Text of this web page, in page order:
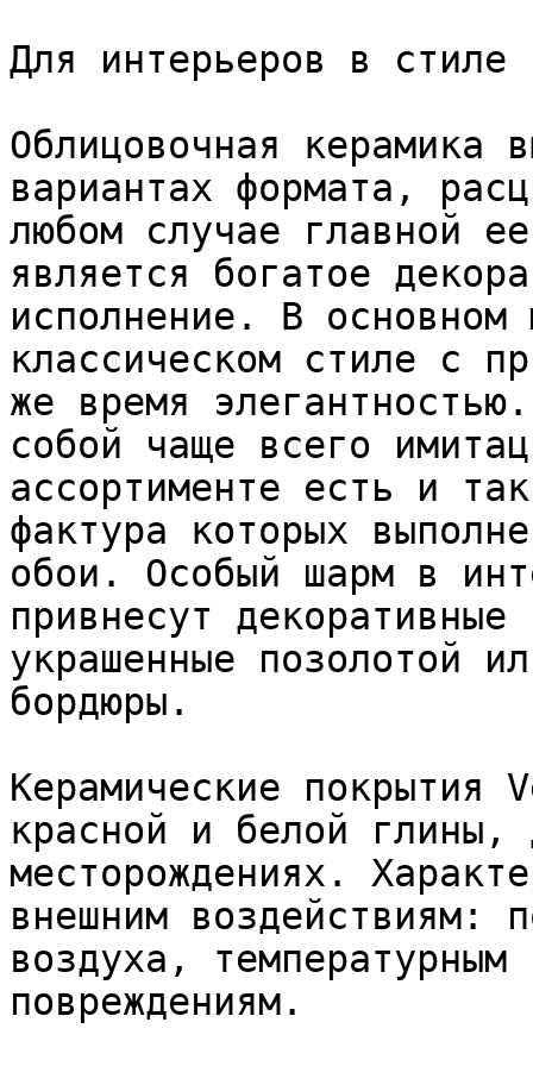
Для интерьеров в стиле
Облицовочная керамика
вариантах формата,
любом случае главной
является богатое
исполнение. В основном
классическом стиле с
же время
собой чаще всего
ассортименте есть и
фактура которых
обои. Особый шарм в
привнесут
украшенные позолотой
бордюры.
Керамические покрытия
красной и белой глины,
месторождениях.
внешним воздействиям:
воздуха,
повреждениям.